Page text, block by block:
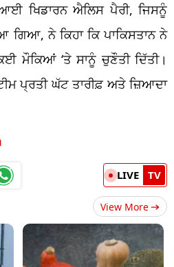
ਖਿਡਾਰਨ ਐਲਿਸ ਪੈਰੀ, ਜਿਸਨੂੰ
ਨੇ ਕਿਹਾ ਕਿ ਪਾਕਿਸਤਾਨ ਨੇ
ਮੌਕਿਆਂ ‘ਤੇ ਸਾਨੂੰ ਚੁਣੌਤੀ ਦਿੱਤੀ।
ਪ੍ਰਤੀ ਘੱਟ ਤਾਰੀਫ਼ ਅਤੇ ਜ਼ਿਆਦਾ
LIVE TV
View More